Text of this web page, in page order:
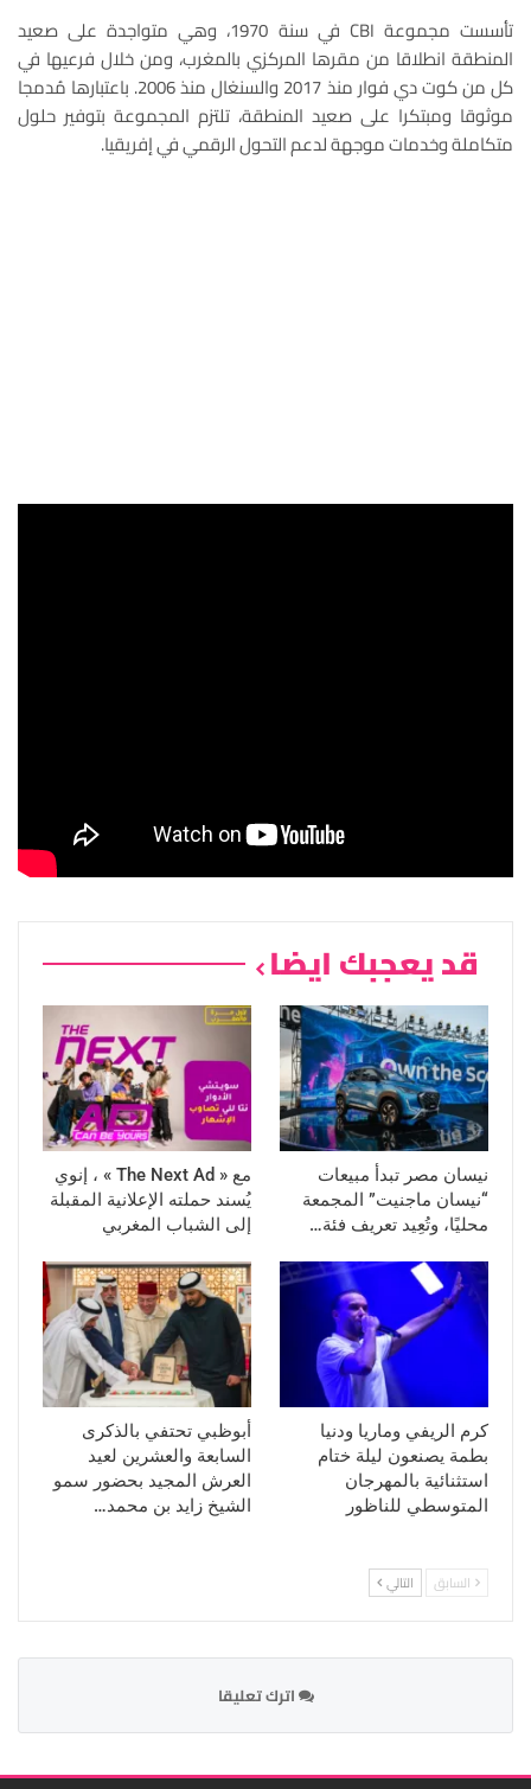
تأسست مجموعة CBI في سنة 1970، وهي متواجدة على صعيد
المنطقة انطلاقا من مقرها المركزي بالمغرب، ومن خلال فرعيها في
كل من كوت دي فوار منذ 2017 والسنغال منذ 2006. باعتبارها مُدمجا
موثوقا ومبتكرا على صعيد المنطقة، تلتزم المجموعة بتوفير حلول
متكاملة وخدمات موجهة لدعم التحول الرقمي في إفريقيا.
قد يعجبك ايضا
نيسان مصر تبدأ مبيعات
“نيسان ماجنيت” المجمعة
محليًا، وتُعِيد تعريف فئة…
مع « The Next Ad » ، إنوي
يُسند حملته الإعلانية المقبلة
إلى الشباب المغربي
كرم الريفي وماريا ودنيا
بطمة يصنعون ليلة ختام
استثنائية بالمهرجان
المتوسطي للناظور
أبوظبي تحتفي بالذكرى
السابعة والعشرين لعيد
العرش المجيد بحضور سمو
الشيخ زايد بن محمد…
السابق التالي
اترك تعليقا